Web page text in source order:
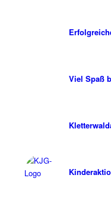
Viel Spaß